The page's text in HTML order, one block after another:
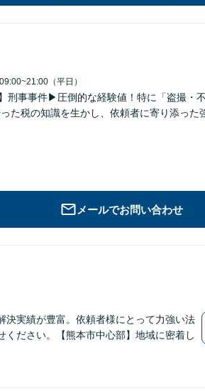
（平日）
刑事事件▶︎圧倒的な経験値！特に「盗撮・
た税の知識を生かし、依頼者に寄り添った
メールでお問い合わせ
決実績が豊富。依頼者様にとって力強い法
ださい。【熊本市中心部】地域に密着し